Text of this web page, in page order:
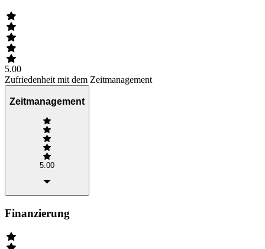
5.00
Zufriedenheit mit dem Zeitmanagement
Zeitmanagement
5.00
Finanzierung